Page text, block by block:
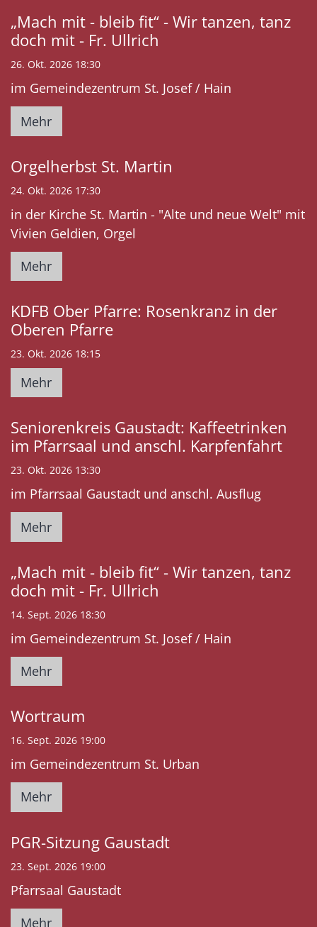
„Mach mit - bleib fit“ - Wir tanzen, tanz
doch mit - Fr. Ullrich
26. Okt. 2026 18:30
im Gemeindezentrum St. Josef / Hain
Mehr
Orgelherbst St. Martin
24. Okt. 2026 17:30
in der Kirche St. Martin - "Alte und neue Welt" mit
Vivien Geldien, Orgel
Mehr
KDFB Ober Pfarre: Rosenkranz in der
Oberen Pfarre
23. Okt. 2026 18:15
Mehr
Seniorenkreis Gaustadt: Kaffeetrinken
im Pfarrsaal und anschl. Karpfenfahrt
23. Okt. 2026 13:30
im Pfarrsaal Gaustadt und anschl. Ausflug
Mehr
„Mach mit - bleib fit“ - Wir tanzen, tanz
doch mit - Fr. Ullrich
14. Sept. 2026 18:30
im Gemeindezentrum St. Josef / Hain
Mehr
Wortraum
16. Sept. 2026 19:00
im Gemeindezentrum St. Urban
Mehr
PGR-Sitzung Gaustadt
23. Sept. 2026 19:00
Pfarrsaal Gaustadt
Mehr